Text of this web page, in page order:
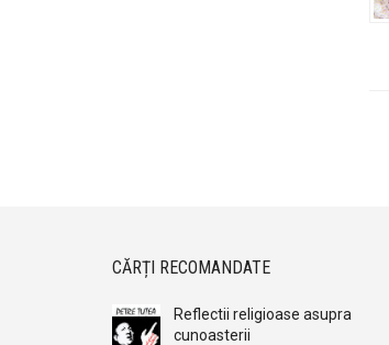
CĂRȚI RECOMANDATE
Reflectii religioase asupra
cunoasterii